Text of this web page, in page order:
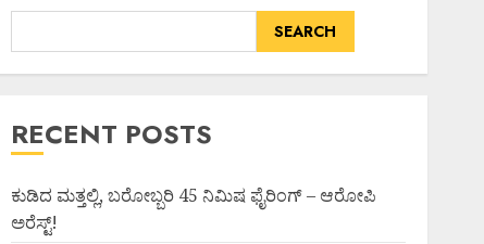
SEARCH
RECENT POSTS
ಕುಡಿದ ಮತ್ತಲ್ಲಿ, ಬರೋಬ್ಬರಿ 45 ನಿಮಿಷ ಫೈರಿಂಗ್ – ಆರೋಪಿ
ಅರೆಸ್ಟ್!